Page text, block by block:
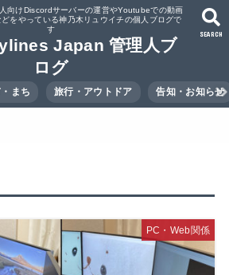
向けDiscordサーバーの運営やYoutubeでの動画
をやっている神乃木リュウイチの個人ブログで
す
Japan 管理人ブ
ログ
SEARCH
まち 旅行・アウトドア 告知・お知らせ
PC・Web関係